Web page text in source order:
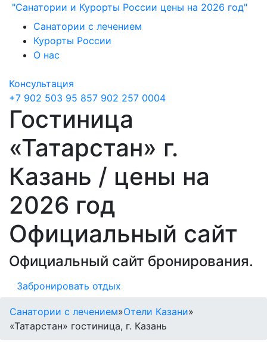
"Санатории и Курорты России цены на 2026 год"
Санатории с лечением
Курорты России
О нас
Консультация
+7 902 503 95 857 902 257 0004
Гостиница
«Татарстан» г.
Казань / цены на
2026 год
Официальный сайт
Официальный сайт бронирования.
Забронировать отдых
Санатории с лечением»Отели Казани»
«Татарстан» гостиница, г. Казань